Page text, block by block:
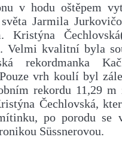
v hodu oštěpem
Jarmila
Kristýna
Velmi kvalitní byla
rekordmanka
vrh koulí byl
rekordu 11,29 m
Čechlovská,
po porodu se
Süssnerovou.